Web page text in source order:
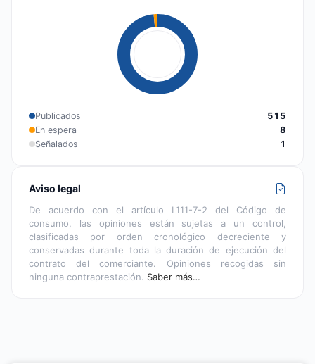
Publicados
515
En espera
8
Señalados
1
Aviso legal
De acuerdo con el artículo L111-7-2 del Código de
consumo, las opiniones están sujetas a un control,
clasificadas por orden cronológico decreciente y
conservadas durante toda la duración de ejecución del
contrato del comerciante. Opiniones recogidas sin
ninguna contraprestación. Saber más…